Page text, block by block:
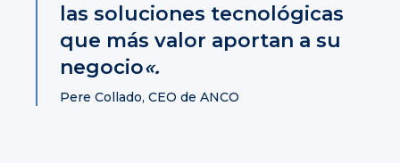
las soluciones tecnológicas
que más valor aportan a su
negocio«.
Pere Collado, CEO de ANCO